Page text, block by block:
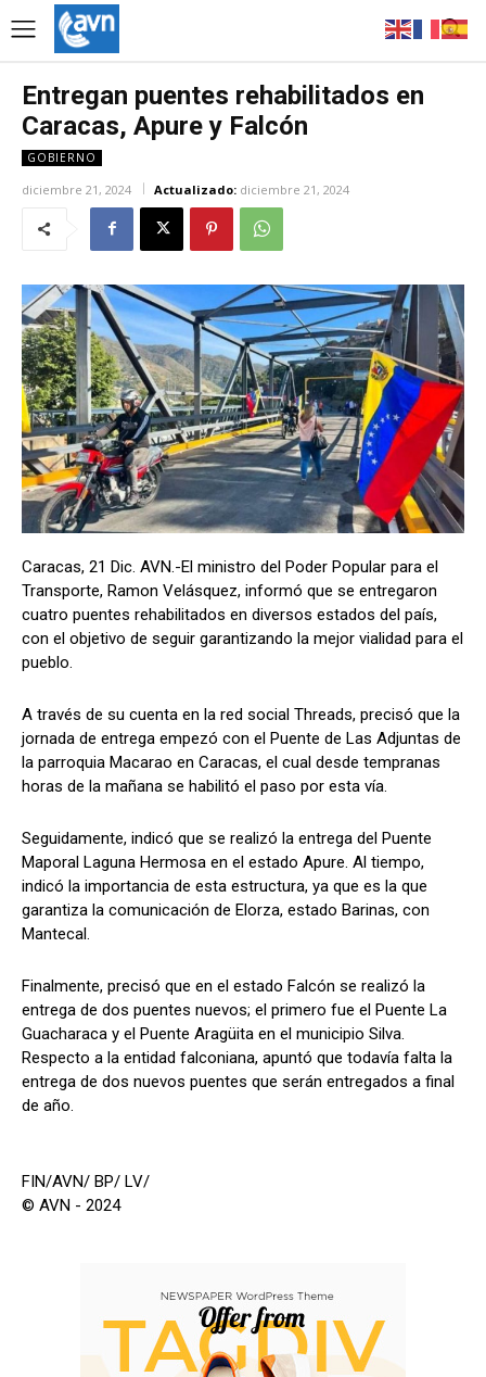
Entregan puentes rehabilitados en
Caracas, Apure y Falcón
GOBIERNO
diciembre 21, 2024 Actualizado: diciembre 21, 2024
Caracas, 21 Dic. AVN.-El ministro del Poder Popular para el
Transporte, Ramon Velásquez, informó que se entregaron
cuatro puentes rehabilitados en diversos estados del país,
con el objetivo de seguir garantizando la mejor vialidad para el
pueblo.
A través de su cuenta en la red social Threads, precisó que la
jornada de entrega empezó con el Puente de Las Adjuntas de
la parroquia Macarao en Caracas, el cual desde tempranas
horas de la mañana se habilitó el paso por esta vía.
Seguidamente, indicó que se realizó la entrega del Puente
Maporal Laguna Hermosa en el estado Apure. Al tiempo,
indicó la importancia de esta estructura, ya que es la que
garantiza la comunicación de Elorza, estado Barinas, con
Mantecal.
Finalmente, precisó que en el estado Falcón se realizó la
entrega de dos puentes nuevos; el primero fue el Puente La
Guacharaca y el Puente Aragüita en el municipio Silva.
Respecto a la entidad falconiana, apuntó que todavía falta la
entrega de dos nuevos puentes que serán entregados a final
de año.
FIN/AVN/ BP/ LV/
© AVN - 2024